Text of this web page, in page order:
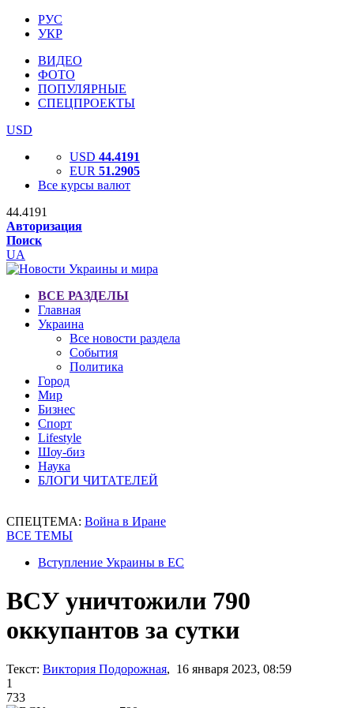
РУС
УКР
ВИДЕО
ФОТО
ПОПУЛЯРНЫЕ
СПЕЦПРОЕКТЫ
USD
USD 44.4191
EUR 51.2905
Все курсы валют
44.4191
Авторизация
Поиск
UA
ВСЕ РАЗДЕЛЫ
Главная
Украина
Все новости раздела
События
Политика
Город
Мир
Бизнес
Спорт
Lifestyle
Шоу-биз
Наука
БЛОГИ ЧИТАТЕЛЕЙ
СПЕЦТЕМА: Война в Иране
ВСЕ ТЕМЫ
Вступление Украины в ЕС
ВСУ уничтожили 790
оккупантов за сутки
Текст: Виктория Подорожная, 16 января 2023, 08:59
1
733